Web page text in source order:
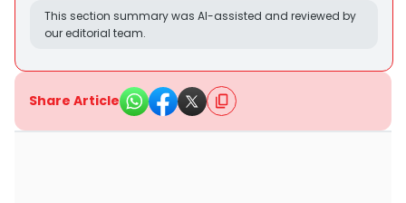
This section summary was AI-assisted and reviewed by
our editorial team.
Share Article